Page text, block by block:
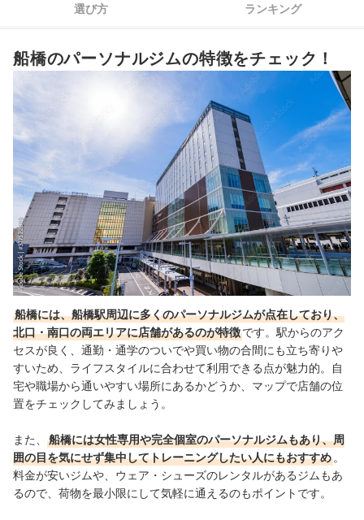
手ぶらで通いたい人は、レンタル品や設備が豊富なジムが便利
5 ェック
船橋のパーソナルジム全13選おすすめ人気ランキング
パーソナルジムのメリットは？一般のジムとの違いって何？
パーソナルジムは何か月で効果が期待できる？週に何回くらいやればい
い？
選び方 ランキング
船橋のパーソナルジムの特徴をチェック！
船橋には、船橋駅周辺に多くのパーソナルジムが点在しており、
北口・南口の両エリアに店舗があるのが特徴です。駅からのアク
セスが良く、通勤・通学のついでや買い物の合間にも立ち寄りや
すいため、ライフスタイルに合わせて利用できる点が魅力的。自
宅や職場から通いやすい場所にあるかどうか、マップで店舗の位
置をチェックしてみましょう。
また、
船橋には女性専用や完全個室のパーソナルジムもあり、周
囲の目を気にせず集中してトレーニングしたい人にもおすすめ 。
料金が安いジムや、ウェア・シューズのレンタルがあるジムもあ
るので、荷物を最小限にして気軽に通えるのもポイントです。